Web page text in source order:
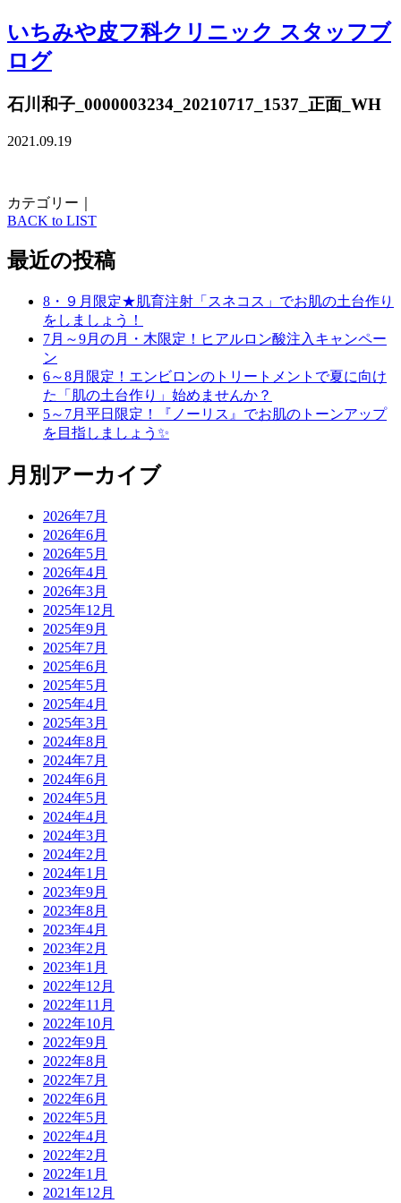
いちみや皮フ科クリニック スタッフブ
ログ
石川和子_0000003234_20210717_1537_正面_WH
2021.09.19
カテゴリー｜
BACK to LIST
最近の投稿
8・９月限定★肌育注射「スネコス」でお肌の土台作り
をしましょう！
7月～9月の月・木限定！ヒアルロン酸注入キャンペー
ン
6～8月限定！エンビロンのトリートメントで夏に向け
た「肌の土台作り」始めませんか？
5～7月平日限定！『ノーリス』でお肌のトーンアップ
を目指しましょう✨
月別アーカイブ
2026年7月
2026年6月
2026年5月
2026年4月
2026年3月
2025年12月
2025年9月
2025年7月
2025年6月
2025年5月
2025年4月
2025年3月
2024年8月
2024年7月
2024年6月
2024年5月
2024年4月
2024年3月
2024年2月
2024年1月
2023年9月
2023年8月
2023年4月
2023年2月
2023年1月
2022年12月
2022年11月
2022年10月
2022年9月
2022年8月
2022年7月
2022年6月
2022年5月
2022年4月
2022年2月
2022年1月
2021年12月